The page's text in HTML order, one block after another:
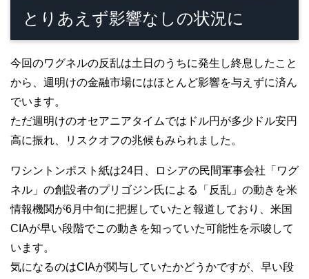
とりあえず影響なしの状況に
今回のワグネルの反乱は土日のうちに発生し終息したこと
から、週明けの金融市場にはほとんど影響を与えずに済ん
でいます。
ただ週明けのオセアニアタイムではドル円が多少ドル安円
高に振れ、リスクオフの兆候もみられました。
ワシントンポスト紙は24日、ロシアの民間軍事会社「ワグ
ネル」の創設者のプリゴジン氏による「反乱」の動きを米
情報機関が6月中旬に把握していたと報道しており、米国
CIAが早い段階でこの動きを知っていた可能性を示唆して
います。
気になるのはCIAが関与していたかどうかですが、早い段